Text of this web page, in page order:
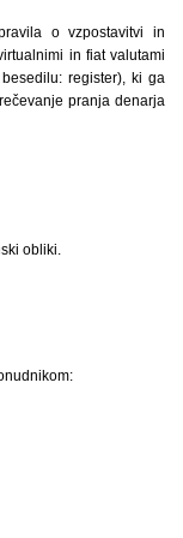
o vzpostavitvi in
in fiat valutami
register), ki ga
pranja denarja
obliki.